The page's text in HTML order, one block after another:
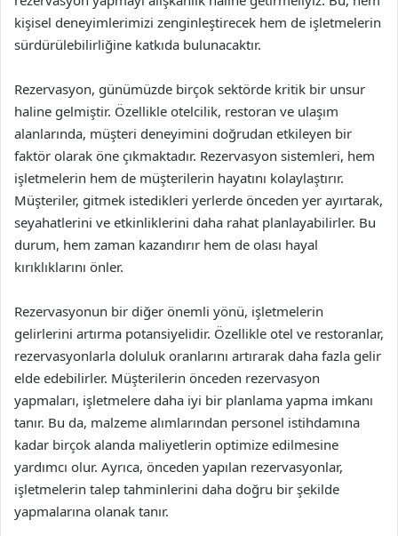
kişisel deneyimlerimizi zenginleştirecek hem de işletmelerin
sürdürülebilirliğine katkıda bulunacaktır.
Rezervasyon, günümüzde birçok sektörde kritik bir unsur
haline gelmiştir. Özellikle otelcilik, restoran ve ulaşım
alanlarında, müşteri deneyimini doğrudan etkileyen bir
faktör olarak öne çıkmaktadır. Rezervasyon sistemleri, hem
işletmelerin hem de müşterilerin hayatını kolaylaştırır.
Müşteriler, gitmek istedikleri yerlerde önceden yer ayırtarak,
seyahatlerini ve etkinliklerini daha rahat planlayabilirler. Bu
durum, hem zaman kazandırır hem de olası hayal
kırıklıklarını önler.
Rezervasyonun bir diğer önemli yönü, işletmelerin
gelirlerini artırma potansiyelidir. Özellikle otel ve restoranlar,
rezervasyonlarla doluluk oranlarını artırarak daha fazla gelir
elde edebilirler. Müşterilerin önceden rezervasyon
yapmaları, işletmelere daha iyi bir planlama yapma imkanı
tanır. Bu da, malzeme alımlarından personel istihdamına
kadar birçok alanda maliyetlerin optimize edilmesine
yardımcı olur. Ayrıca, önceden yapılan rezervasyonlar,
işletmelerin talep tahminlerini daha doğru bir şekilde
yapmalarına olanak tanır.